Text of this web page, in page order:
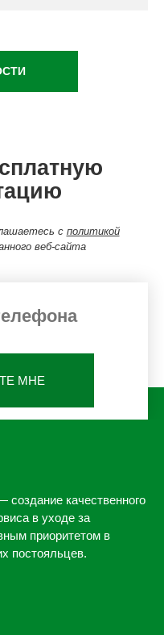
с политикой
веб-сайта
МНЕ
качественного
в уходе за
приоритетом в
постояльцев.